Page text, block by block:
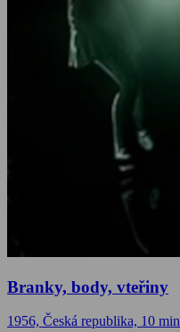
Branky, body, vteřiny
1956, Česká republika, 10 min